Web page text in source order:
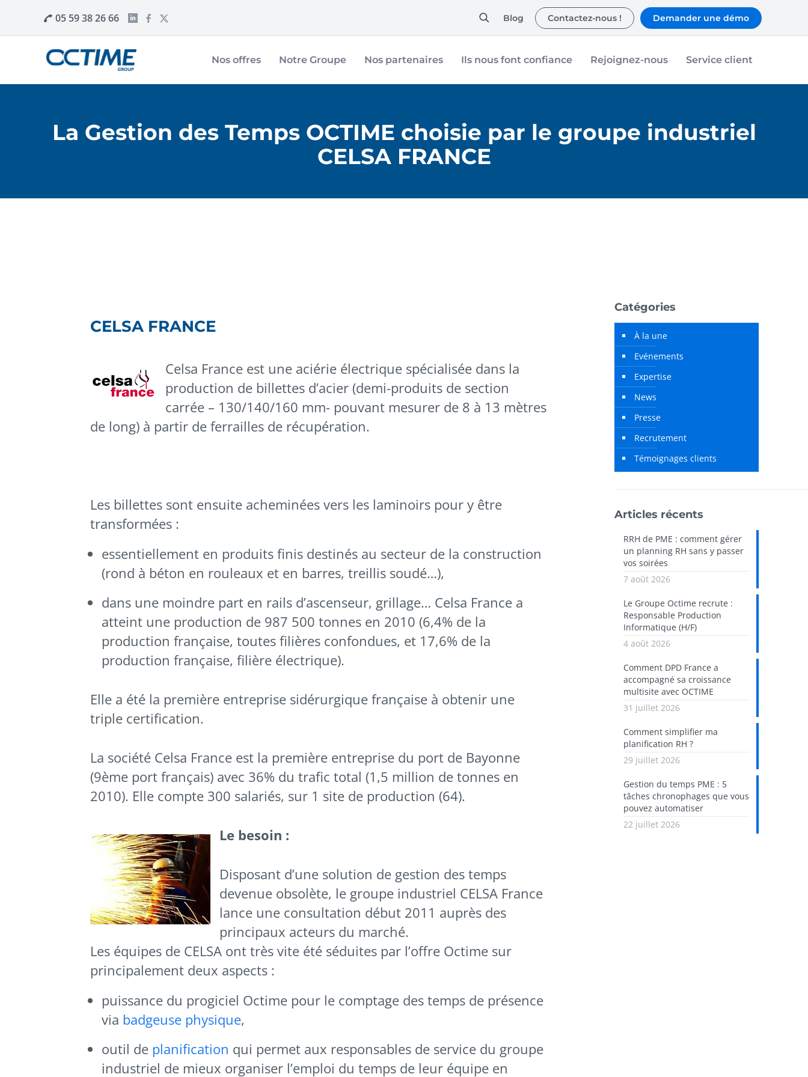
05 59 38 26 66 Blog Contactez-nous ! Demander une démo
Nos offres Notre Groupe Nos partenaires Ils nous font confiance Rejoignez-nous Service client
La Gestion des Temps OCTIME choisie par le groupe industriel
CELSA FRANCE
CELSA FRANCE
Celsa France est une aciérie électrique spécialisée dans la
production de billettes d’acier (demi-produits de section
carrée – 130/140/160 mm- pouvant mesurer de 8 à 13 mètres
de long) à partir de ferrailles de récupération.
Les billettes sont ensuite acheminées vers les laminoirs pour y être
transformées :
essentiellement en produits finis destinés au secteur de la construction
(rond à béton en rouleaux et en barres, treillis soudé…),
dans une moindre part en rails d’ascenseur, grillage… Celsa France a
atteint une production de 987 500 tonnes en 2010 (6,4% de la
production française, toutes filières confondues, et 17,6% de la
production française, filière électrique).
Elle a été la première entreprise sidérurgique française à obtenir une
triple certification.
La société Celsa France est la première entreprise du port de Bayonne
(9ème port français) avec 36% du trafic total (1,5 million de tonnes en
2010). Elle compte 300 salariés, sur 1 site de production (64).
Le besoin :
Disposant d’une solution de gestion des temps
devenue obsolète, le groupe industriel CELSA France
lance une consultation début 2011 auprès des
principaux acteurs du marché.
Les équipes de CELSA ont très vite été séduites par l’offre Octime sur
principalement deux aspects :
puissance du progiciel Octime pour le comptage des temps de présence
via badgeuse physique,
outil de planification qui permet aux responsables de service du groupe
industriel de mieux organiser l’emploi du temps de leur équipe en
Catégories
À la une
Evénements
Expertise
News
Presse
Recrutement
Témoignages clients
Articles récents
RRH de PME : comment gérer
un planning RH sans y passer
vos soirées
7 août 2026
Le Groupe Octime recrute :
Responsable Production
Informatique (H/F)
4 août 2026
Comment DPD France a
accompagné sa croissance
multisite avec OCTIME
31 juillet 2026
Comment simplifier ma
planification RH ?
29 juillet 2026
Gestion du temps PME : 5
tâches chronophages que vous
pouvez automatiser
22 juillet 2026